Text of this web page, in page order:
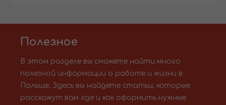
Полезное
В этом разделе вы сможете найти много
полезной информации о работе и жизни в
Польше. Здесь вы найдете статьи, которые
расскажут вам где и как оформить нужные